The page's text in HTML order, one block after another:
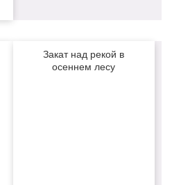
Закат над рекой в
осеннем лесу